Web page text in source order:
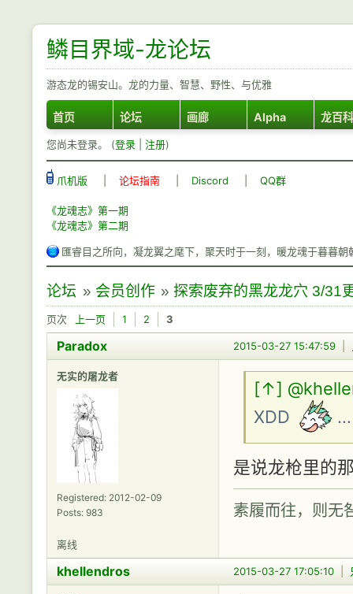
鳞目界域-龙论坛
游态龙的锡安山。龙的力量、智慧、野性、与优雅
首页 论坛 画廊 Alpha 龙百科
您尚未登录。 (登录 注册)
爪机版 论坛指南 Discord QQ群
《龙魂志》第一期
《龙魂志》第二期
匯睿目之所向，凝龙翼之麾下，聚天时于一刻，暖龙魂于暮暮朝
论坛 » 会员创作 » 探索废弃的黑龙龙穴 3/31
页次 上一页 1 2 3
2015-03-27 15:47:59
Paradox
无实的屠龙者
Registered: 2012-02-09
Posts: 983
[↑]
XDD
…
是说龙枪里的
素履而往，则无
离线
2015-03-27 17:05:10
khellendros